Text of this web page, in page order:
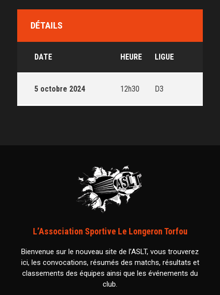
DÉTAILS
DATE HEURE LIGUE
5 octobre 2024 12h30 D3
L’Association Sportive Le Longeron Torfou
Bienvenue sur le nouveau site de l’ASLT, vous trouverez
ici, les convocations, résumés des matchs, résultats et
classements des équipes ainsi que les événements du
club.